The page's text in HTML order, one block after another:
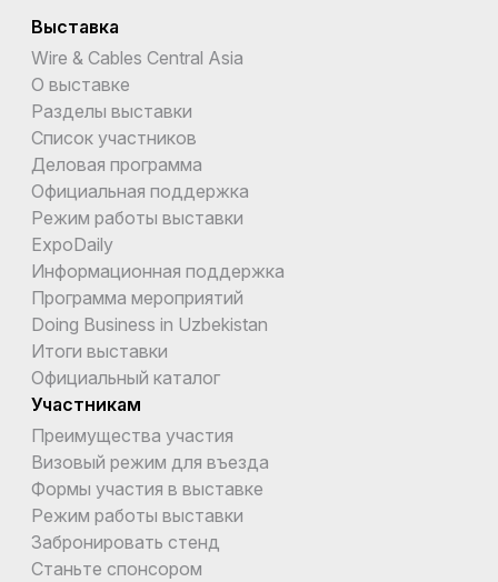
Выставка
Wire & Cables Central Asia
О выставке
Разделы выставки
Список участников
Деловая программа
Официальная поддержка
Режим работы выставки
ExpoDaily
Информационная поддержка
Программа мероприятий
Doing Business in Uzbekistan
Итоги выставки
Официальный каталог
Участникам
Преимущества участия
Визовый режим для въезда
Формы участия в выставке
Режим работы выставки
Забронировать стенд
Станьте спонсором